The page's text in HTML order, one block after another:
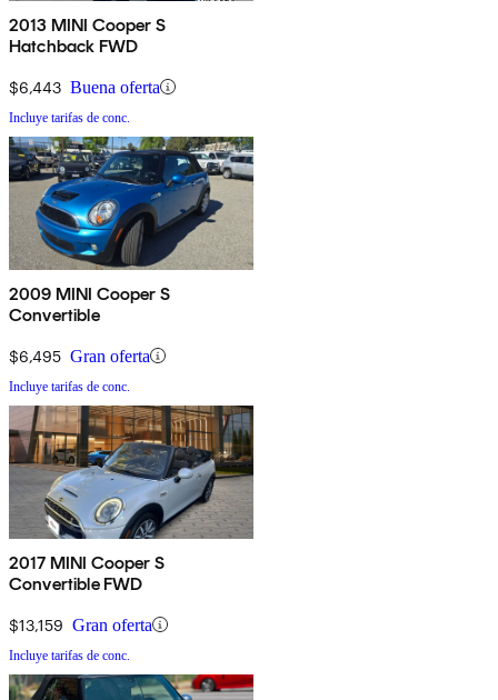
2013 MINI Cooper S
Hatchback FWD
$6,443 Buena oferta
Incluye tarifas de conc.
2009 MINI Cooper S
Convertible
$6,495 Gran oferta
Incluye tarifas de conc.
2017 MINI Cooper S
Convertible FWD
$13,159 Gran oferta
Incluye tarifas de conc.